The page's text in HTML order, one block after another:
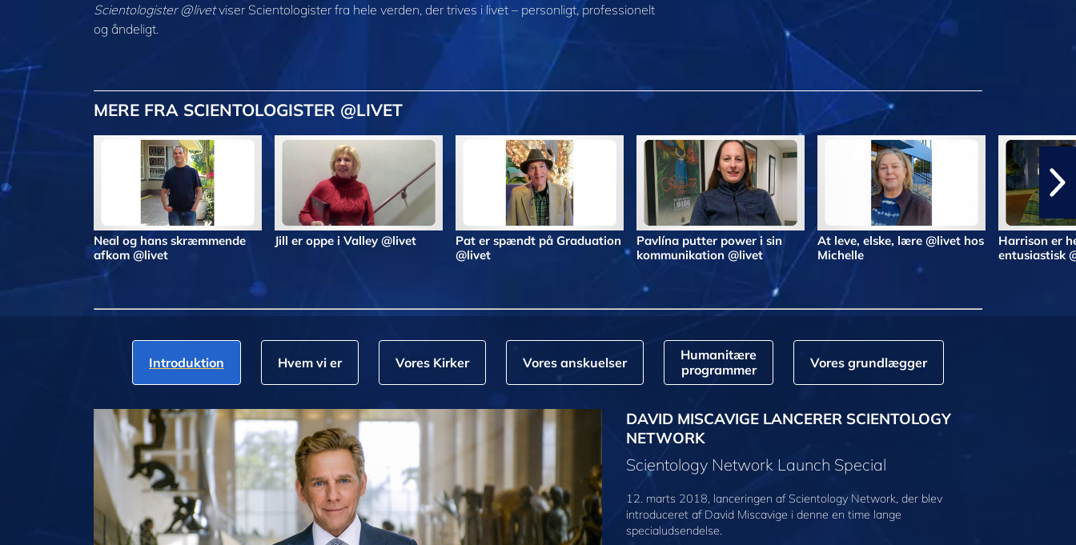
Scientologister @livetviser Scientologister fra hele verden, der trives i livet – personligt, professionelt
og åndeligt.
MERE FRA SCIENTOLOGISTER @LIVET
Neal og hans skræmmende
afkom @livet
Jill er oppe i Valley @livet
Pat er spændt på Graduation
@livet
Pavlína putter power i sin
kommunikation @livet
At leve, elske, lære @livet hos
Michelle
Harrison er
entusiastisk
Introduktion Hvem vi er Vores Kirker Vores anskuelser
Humanitære
programmer
Vores grundlægger
DAVID MISCAVIGE LANCERER SCIENTOLOGY
NETWORK
Scientology Network Launch Special
12. marts 2018, lanceringen af Scientology Network, der blev
introduceret af David Miscavige i denne en time lange
specialudsendelse.